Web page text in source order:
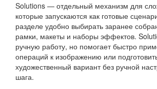
Solutions — отдельный механизм для
которые запускаются как готовые
разделе удобно выбирать заранее
рамки, макеты и наборы эффектов.
ручную работу, но помогает быстро
операций к изображению или
художественный вариант без ручной
шага.